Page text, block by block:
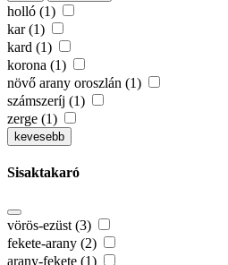
holló (1)
kar (1)
kard (1)
korona (1)
növő arany oroszlán (1)
számszeríj (1)
zerge (1)
kevesebb
Sisaktakaró
vörös-ezüst (3)
fekete-arany (2)
arany-fekete (1)